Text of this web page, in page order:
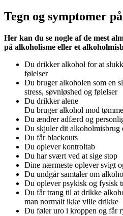
Tegn og symptomer
Her kan du se nogle af de mest
på alkoholisme eller et
Du drikker alkohol for at
følelser
Du bruger alkoholen som en
stress, søvnløshed og følelser
Du drikker alene
Du bruger alkohol mod
Du ændrer adfærd og
Du skjuler dit alkoholmisbrug
Du får blackouts
Du oplever kontroltab
Du har svært ved at sige stop
Dine nærmeste oplever svigt
Du undgår samtaler om
Du oplever psykisk og fysisk
Du får trang til at drikke
man normalt ikke ville drikke
Du føler uro i kroppen og får